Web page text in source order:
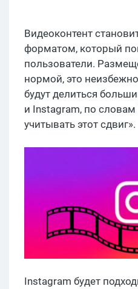
Видеоконтент
форматом, который
пользователи.
нормой, это
будут делиться
и Instagram, по
учитывать этот сдвиг».
Instagram будет